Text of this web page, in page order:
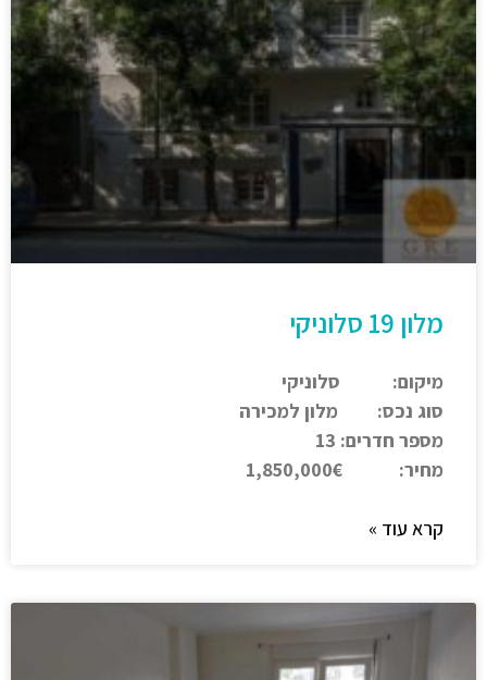
מלון 19 סלוניקי
מיקום: סלוניקי
סוג נכס: מלון למכירה
מספר חדרים: 13
מחיר: 1,850,000€
קרא עוד »